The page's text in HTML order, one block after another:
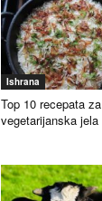
Ishrana
Top 10 recepata za
vegetarijanska jela